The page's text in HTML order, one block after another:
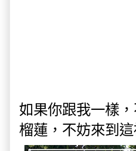
如果你跟我一樣
榴蓮，不妨來到這